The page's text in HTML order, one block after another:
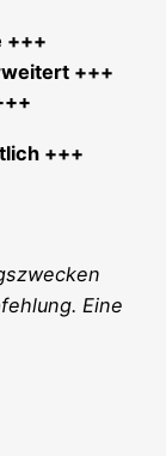
+++
+++
+++
Eine